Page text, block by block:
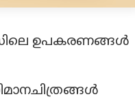
ഉപകരണങ്ങൾ